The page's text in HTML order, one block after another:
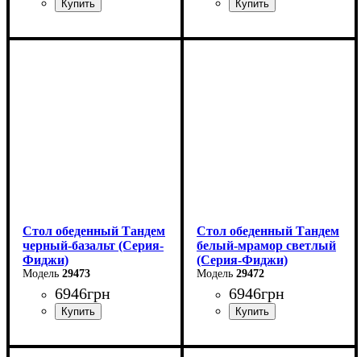
Ширина: 140 см
Ширина: 120 см
Стол обеденный Тандем
черный-базальт (Серия-
Фиджи)
29473
6946грн
Ширина: 120 см
Стол обеденный Тандем
белый-мрамор светлый
(Серия-Фиджи)
29472
6946грн
Ширина: 120 см